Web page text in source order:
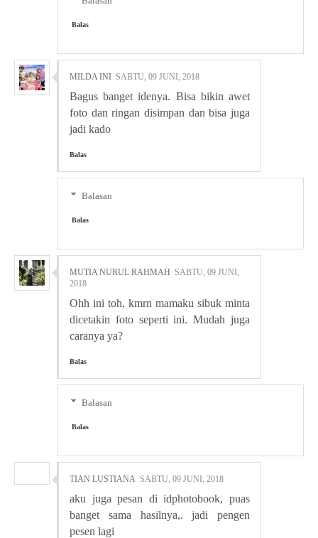
Balas
MILDA INI SABTU, 09 JUNI, 2018
Bagus banget idenya. Bisa bikin awet
foto dan ringan disimpan dan bisa juga
jadi kado
Balas
Balasan
Balas
MUTIA NURUL RAHMAH SABTU, 09 JUNI,
2018
Ohh ini toh, kmrn mamaku sibuk minta
dicetakin foto seperti ini. Mudah juga
caranya ya?
Balas
Balasan
Balas
TIAN LUSTIANA SABTU, 09 JUNI, 2018
aku juga pesan di idphotobook, puas
banget sama hasilnya,. jadi pengen
pesen lagi